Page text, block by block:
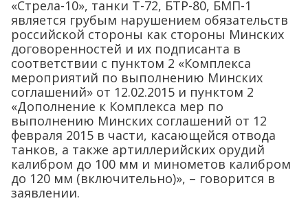
«Стрела-10», танки Т-72, ​​БТР-80, БМП-1
является грубым нарушением обязательств
российской стороны как стороны Минских
договоренностей и их подписанта в
соответствии с пунктом 2 «Комплекса
мероприятий по выполнению Минских
соглашений» от 12.02.2015 и пунктом 2
«Дополнение к Комплекса мер по
выполнению Минских соглашений от 12
февраля 2015 в части, касающейся отвода
танков, а также артиллерийских орудий
калибром до 100 мм и минометов калибром
до 120 мм (включительно)», – говорится в
заявлении.